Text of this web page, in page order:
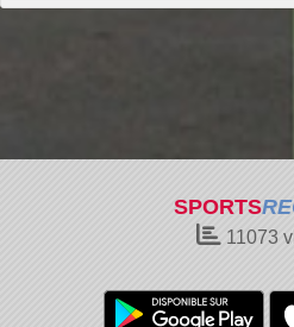
SPORTS
11073